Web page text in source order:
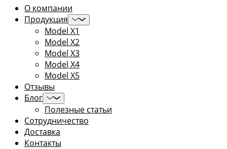
О компании
Продукция
Model X1
Model X2
Model X3
Model X4
Model X5
Отзывы
Блог
Полезные статьи
Сотрудничество
Доставка
Контакты